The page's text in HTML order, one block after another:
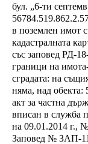
бул. „6-ти
в поземлен имот
кадастралната
със заповед РД-
граници на
сградата: на
няма, над обекта:
акт за частна
вписан в служба
на 09.01.2014 г.,
Заповед № ЗАП-